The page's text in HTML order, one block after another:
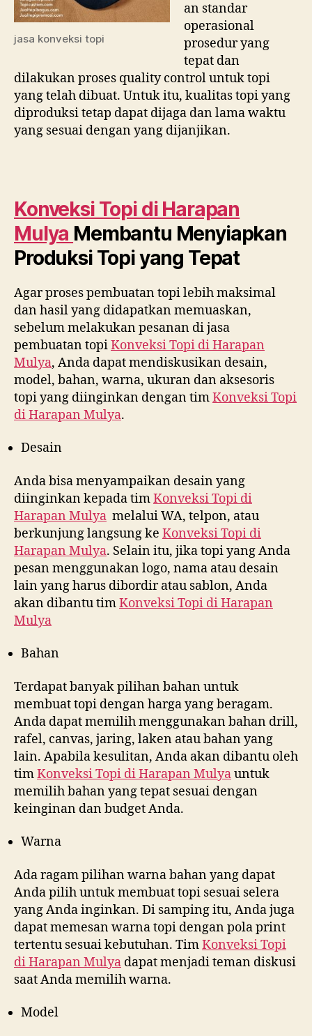
jasa konveksi topi
an standar
operasional
prosedur yang
tepat dan
dilakukan proses quality control untuk topi
yang telah dibuat. Untuk itu, kualitas topi yang
diproduksi tetap dapat dijaga dan lama waktu
yang sesuai dengan yang dijanjikan.
Konveksi Topi di Harapan
Mulya Membantu Menyiapkan
Produksi Topi yang Tepat
Agar proses pembuatan topi lebih maksimal
dan hasil yang didapatkan memuaskan,
sebelum melakukan pesanan di jasa
pembuatan topiKonveksi Topi diHarapan
Mulya, Anda dapat mendiskusikan desain,
model, bahan, warna, ukuran dan aksesoris
topi yang diinginkan dengan timKonveksi Topi
diHarapan Mulya.
Desain
Anda bisa menyampaikan desain yang
diinginkan kepada timKonveksi Topi di
Harapan Mulya melalui WA, telpon, atau
berkunjung langsung ke Konveksi Topi di
Harapan Mulya. Selain itu, jika topi yang Anda
pesan menggunakan logo, nama atau desain
lain yang harus dibordir atau sablon, Anda
akan dibantu timKonveksi Topi diHarapan
Mulya
Bahan
Terdapat banyak pilihan bahan untuk
membuat topi dengan harga yang beragam.
Anda dapat memilih menggunakan bahan drill,
rafel, canvas, jaring, laken atau bahan yang
lain. Apabila kesulitan, Anda akan dibantu oleh
timKonveksi Topi diHarapan Mulyauntuk
memilih bahan yang tepat sesuai dengan
keinginan dan budget Anda.
Warna
Ada ragam pilihan warna bahan yang dapat
Anda pilih untuk membuat topi sesuai selera
yang Anda inginkan. Di samping itu, Anda juga
dapat memesan warna topi dengan pola print
tertentu sesuai kebutuhan. TimKonveksi Topi
diHarapan Mulya dapat menjadi teman diskusi
saat Anda memilih warna.
Model